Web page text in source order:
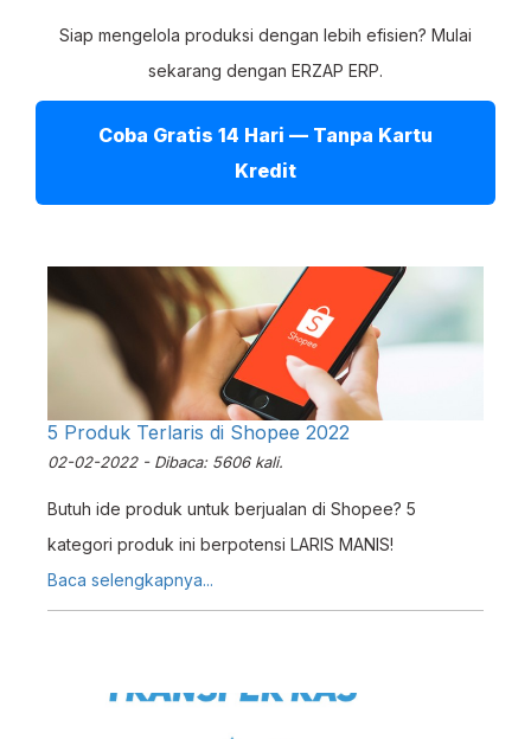
Siap mengelola produksi dengan lebih efisien? Mulai
sekarang dengan ERZAP ERP.
Coba Gratis 14 Hari — Tanpa Kartu
Kredit
5 Produk Terlaris di Shopee 2022
02-02-2022 - Dibaca: 5606 kali.
Butuh ide produk untuk berjualan di Shopee? 5
kategori produk ini berpotensi LARIS MANIS!
Baca selengkapnya...